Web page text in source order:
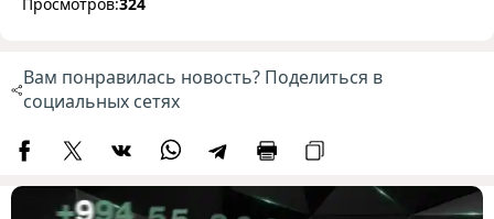
Вам понравилась новость? Поделиться в
социальных сетях